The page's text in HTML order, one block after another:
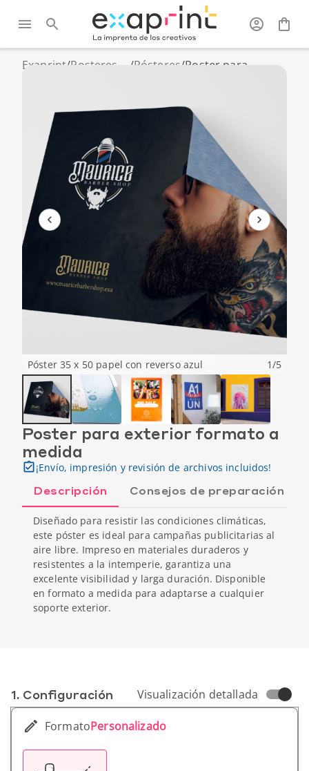
Exaprint/Posteres,
/Pósteres/Poster para
Póster 35 x 50 papel con reverso azul 1/5
Poster para exterior formato a
medida
¡Envío, impresión y revisión de archivos incluidos!
Descripción Consejos de preparación
Diseñado para resistir las condiciones climáticas,
este póster es ideal para campañas publicitarias al
aire libre. Impreso en materiales duraderos y
resistentes a la intemperie, garantiza una
excelente visibilidad y larga duración. Disponible
en formato a medida para adaptarse a cualquier
soporte exterior.
1. Conf­iguración Visualización detallada
FormatoPersonalizado